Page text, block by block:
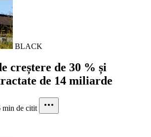
BLACK
creștere de 30 % și
de 14 miliarde
min de citit